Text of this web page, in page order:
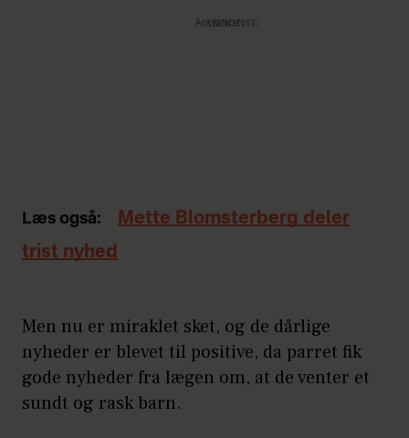
Annonce
Læs også:
Mette Blomsterberg deler
trist nyhed
Men nu er miraklet sket, og de dårlige
nyheder er blevet til positive, da parret fik
gode nyheder fra lægen om, at de venter et
sundt og rask barn.